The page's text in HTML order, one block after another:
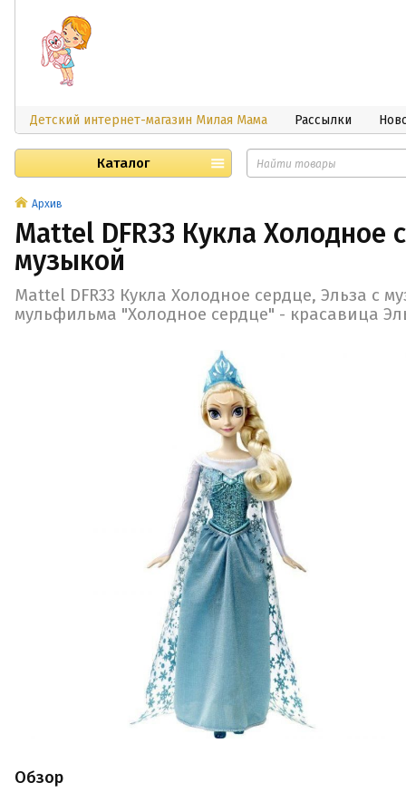
Детский интернет-магазин Милая Мама Рассылки
Каталог
Архив
Mattel DFR33 Кукла Холодное
музыкой
Mattel DFR33 Кукла Холодное сердце, Эльза с
мульфильма "Холодное сердце" - красавица
Обзор